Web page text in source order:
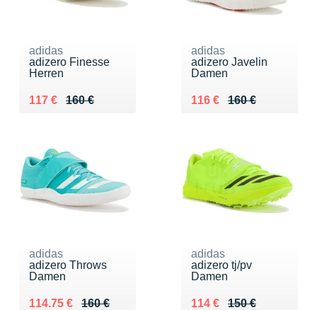
adidas
adizero Finesse
Herren
160 €
Au lieu de 160 €
117 €
Vendu 117 €
adidas
adizero Javelin
Damen
160 €
Au lieu de 160 €
116 €
Vendu 116 €
adidas
adizero Throws
Damen
160 €
Au lieu de 160 €
114.75 €
Vendu 114.75 €
adidas
adizero tj/pv
Damen
150 €
Au lieu de 150 €
114 €
Vendu 114 €